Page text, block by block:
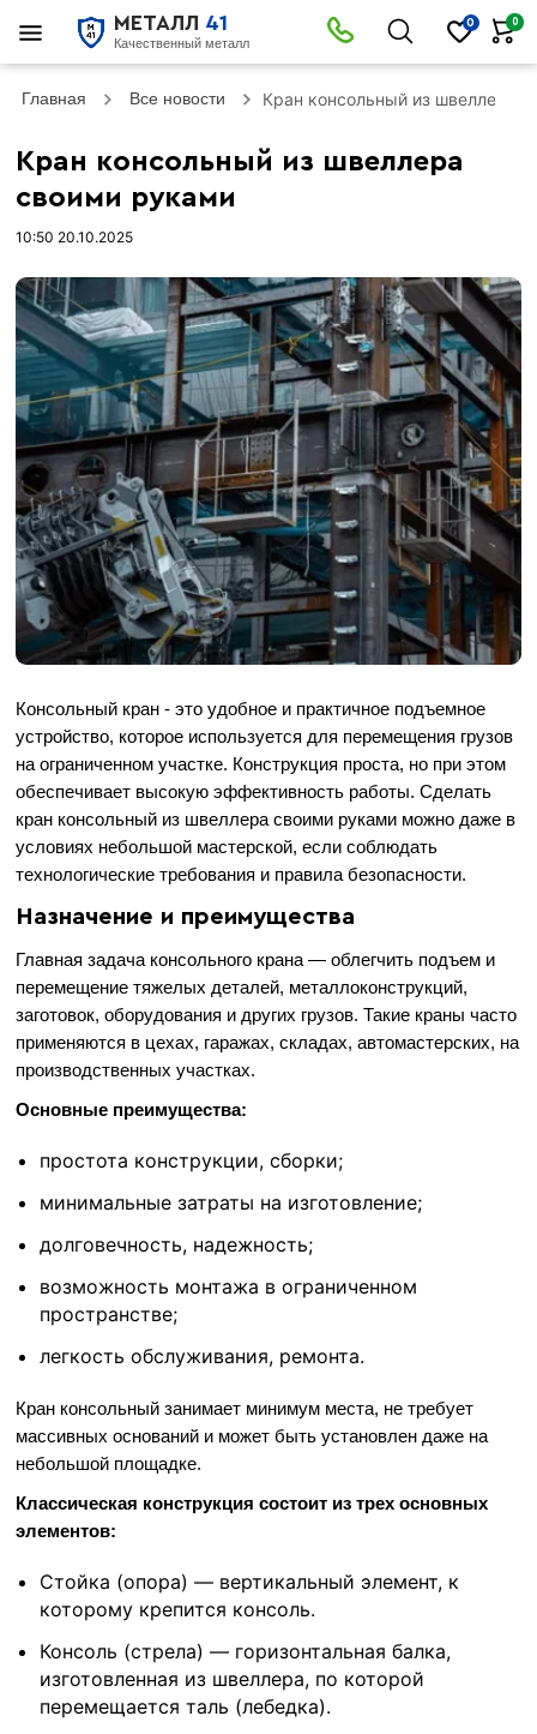
МЕТАЛЛ 41
Качественный металл
0 0
Главная Все новости Кран консольный из швеллера
Кран консольный из швеллера
своими руками
10:50 20.10.2025
Консольный кран - это удобное и практичное подъемное
устройство, которое используется для перемещения грузов
на ограниченном участке. Конструкция проста, но при этом
обеспечивает высокую эффективность работы. Сделать
кран консольный из швеллера своими руками можно даже в
условиях небольшой мастерской, если соблюдать
технологические требования и правила безопасности.
Назначение и преимущества
Главная задача консольного крана — облегчить подъем и
перемещение тяжелых деталей, металлоконструкций,
заготовок, оборудования и других грузов. Такие краны часто
применяются в цехах, гаражах, складах, автомастерских, на
производственных участках.
Основные преимущества:
простота конструкции, сборки;
минимальные затраты на изготовление;
долговечность, надежность;
возможность монтажа в ограниченном
пространстве;
легкость обслуживания, ремонта.
Кран консольный занимает минимум места, не требует
массивных оснований и может быть установлен даже на
небольшой площадке.
Классическая конструкция состоит из трех основных
элементов:
Стойка (опора) — вертикальный элемент, к
которому крепится консоль.
Консоль (стрела) — горизонтальная балка,
изготовленная из швеллера, по которой
перемещается таль (лебедка).